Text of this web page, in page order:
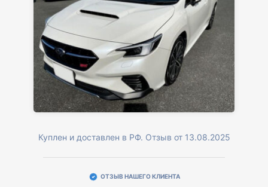
Куплен и доставлен в РФ. Отзыв от 13.08.2025
ОТЗЫВ НАШЕГО КЛИЕНТА